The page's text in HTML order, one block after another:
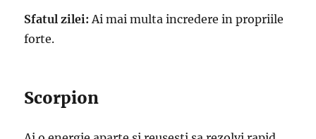
Sfatul zilei: Ai mai multa incredere in propriile
forte.
Scorpion